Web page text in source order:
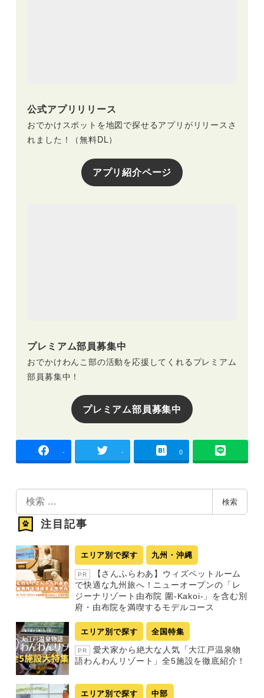
公式アプリリリース
おでかけスポットを地図で探せるアプリがリリースさ
れました！（無料DL）
アプリ紹介ページ
プレミアム部員募集中
おでかけわんこ部の活動を応援してくれるプレミアム
部員募集中！
プレミアム部員募集中
- - 0
索
検索
注目記事
エリア別で探す 九州・沖縄
PR
【さんふらわあ】ウィズペットルーム
で快適な九州旅へ！ニューオープンの「レ
ジーナリゾート由布院 圍-Kakoi-」を含む別
府・由布院を満喫するモデルコース
エリア別で探す 全国特集
PR
愛犬家から絶大な人気「大江戸温泉物
語わんわんリゾート」全5施設を徹底紹介！
エリア別で探す 中部